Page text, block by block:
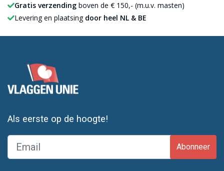
Gratis verzending boven de € 150,- (m.u.v. masten)
Levering en plaatsing door heel NL & BE
Als eerste op de hoogte!
Abonneer